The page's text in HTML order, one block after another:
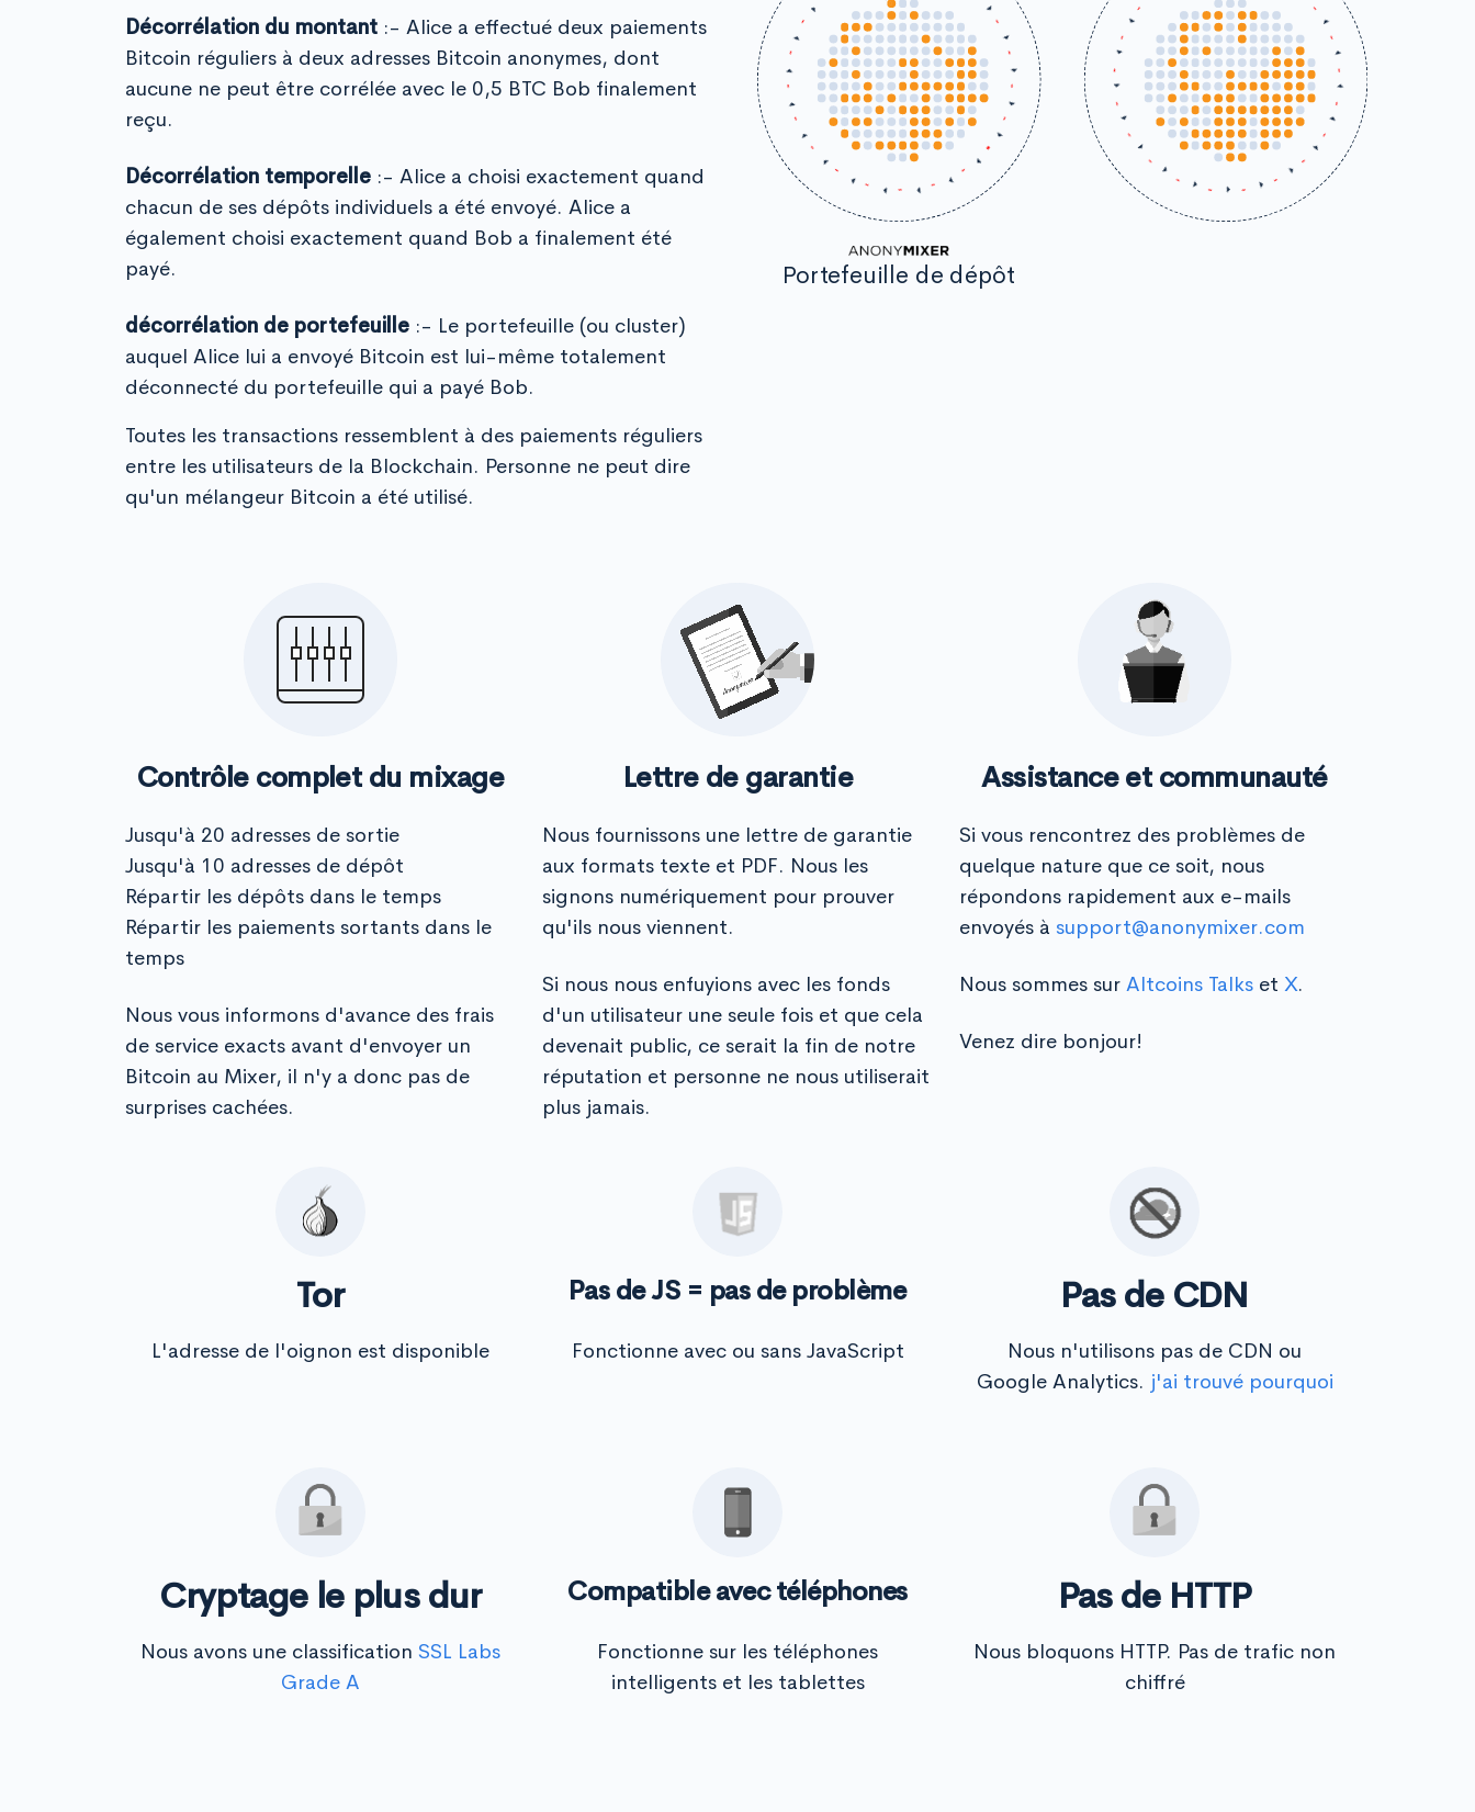
Décorrélation du montant :- Alice a effectué deux paiements
Bitcoin réguliers à deux adresses Bitcoin anonymes, dont
aucune ne peut être corrélée avec le 0,5 BTC Bob finalement
reçu.
Décorrélation temporelle :- Alice a choisi exactement quand
chacun de ses dépôts individuels a été envoyé. Alice a
également choisi exactement quand Bob a finalement été
payé.
décorrélation de portefeuille :- Le portefeuille (ou cluster)
auquel Alice lui a envoyé Bitcoin est lui-même totalement
déconnecté du portefeuille qui a payé Bob.
Toutes les transactions ressemblent à des paiements réguliers
entre les utilisateurs de la Blockchain. Personne ne peut dire
qu'un mélangeur Bitcoin a été utilisé.
Portefeuille de dépôt
Contrôle complet du mixage
Jusqu'à 20 adresses de sortie
Jusqu'à 10 adresses de dépôt
Répartir les dépôts dans le temps
Répartir les paiements sortants dans le
temps
Nous vous informons d'avance des frais
de service exacts avant d'envoyer un
Bitcoin au Mixer, il n'y a donc pas de
surprises cachées.
Lettre de garantie
Nous fournissons une lettre de garantie
aux formats texte et PDF. Nous les
signons numériquement pour prouver
qu'ils nous viennent.
Si nous nous enfuyions avec les fonds
d'un utilisateur une seule fois et que cela
devenait public, ce serait la fin de notre
réputation et personne ne nous utiliserait
plus jamais.
Assistance et communauté
Si vous rencontrez des problèmes de
quelque nature que ce soit, nous
répondons rapidement aux e-mails
envoyés à support@anonymixer.com
Nous sommes sur Altcoins Talks et X.
Venez dire bonjour!
Tor
L'adresse de l'oignon est disponible
Pas de JS = pas de problème
Fonctionne avec ou sans JavaScript
Pas de CDN
Nous n'utilisons pas de CDN ou
Google Analytics. j'ai trouvé pourquoi
Cryptage le plus dur
Nous avons une classification SSL Labs
Grade A
Compatible avec téléphones
Fonctionne sur les téléphones
intelligents et les tablettes
Pas de HTTP
Nous bloquons HTTP. Pas de trafic non
chiffré